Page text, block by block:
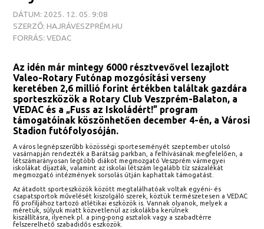
DÁTUM: 2025. 12. 05. 9:08
SZERZŐ: HAJRÁVESZPRÉM.HU
FORRÁS: VEDAC
Az idén már mintegy 6000 résztvevővel lezajlott
Valeo-Rotary Futónap mozgósítási verseny
keretében 2,6 millió forint értékben találtak gazdára
sporteszközök a Rotary Club Veszprém-Balaton, a
VEDAC és a „Fuss az Iskoládért!” program
támogatóinak köszönhetően december 4-én, a Városi
Stadion futófolyosóján.
A város legnépszerűbb közösségi sporteseményét szeptember utolsó
vasárnapján rendezték a Barátság parkban, a felhívásának megfelelően, a
létszámarányosan legtöbb diákot megmozgató Veszprém vármegyei
iskolákat díjazták, valamint az iskolai létszám legalább tíz százalékát
megmozgató intézmények sorsolás útján kaphattak támogatást.
Az átadott sporteszközök között megtalálhatóak voltak egyéni- és
csapatsportok művelését kiszolgáló szerek, köztük természetesen a VEDAC
fő profiljához tartozó atlétikai eszközök is. Vannak olyanok, melyek a
méretük, súlyuk miatt közvetlenül az iskolákba kerülnek
kiszállításra, ilyenek pl. a ping-pong asztalok vagy a szabadtérre
felszerelhető szabadidős eszközök.